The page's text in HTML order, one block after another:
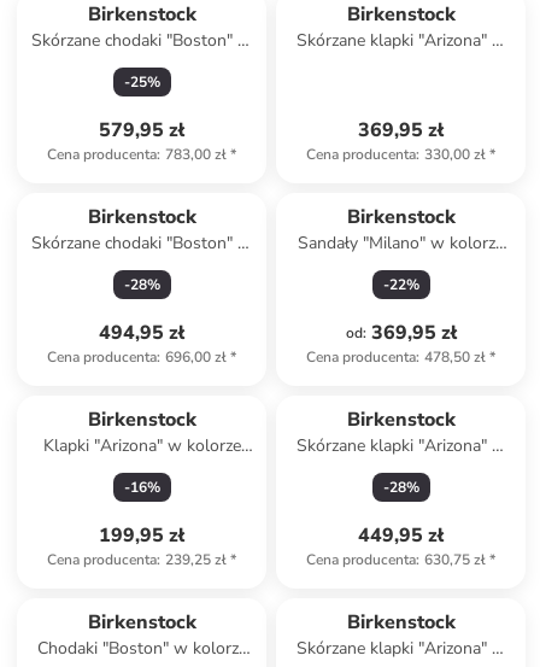
Birkenstock
Skórzane chodaki "Boston" w
kolorze szarobrązowym
-25%
579,95 zł
Cena producenta: 783,00 zł*
Birkenstock
Skórzane klapki "Arizona" w
369,95 zł
Cena producenta: 330,00 zł*
Birkenstock
Skórzane chodaki "Boston" w
kolorze szarobrązowym
-28%
494,95 zł
Cena producenta: 696,00 zł*
Birkenstock
Sandały "Milano" w kolorze
czarnym
-22%
od: 369,95 zł
Cena producenta: 478,50 zł*
Birkenstock
Klapki "Arizona" w kolorze
granatowym
-16%
199,95 zł
Cena producenta: 239,25 zł*
Birkenstock
Skórzane klapki "Arizona" w
kolorze jasnobrązowym
-28%
449,95 zł
Cena producenta: 630,75 zł*
Birkenstock
Chodaki "Boston" w kolorze
Birkenstock
Skórzane klapki "Arizona" w